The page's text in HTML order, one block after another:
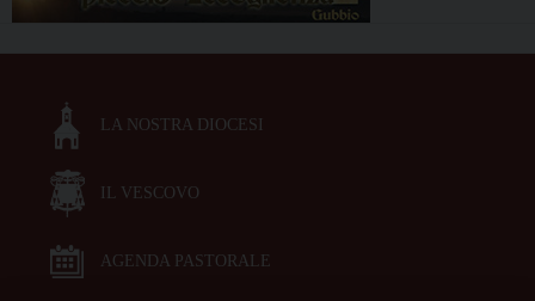
LA NOSTRA DIOCESI
IL VESCOVO
AGENDA PASTORALE